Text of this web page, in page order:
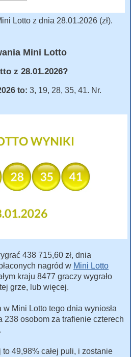
Lotto z dnia 28.01.2026 (zł).
Mini Lotto
z 28.01.2026?
to: 3, 19, 28, 35, 41. Nr.
438 715,60 zł, dnia
nagród w Mini Lotto
kraju 8477 graczy wygrało
grze, lub więcej.
Mini Lotto tego dnia wyniosła
238 osobom za trafienie czterech
49,98% całej puli, i zostanie